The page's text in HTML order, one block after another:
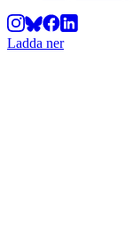
Ladda ner